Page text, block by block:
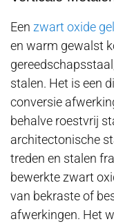
Een zwart oxide gel
en warm gewalst
stalen. Het is een
conversie
behalve roestvrij
architectonische
treden en stalen
bewerkte zwart
van bekraste of
afwerkingen. Het